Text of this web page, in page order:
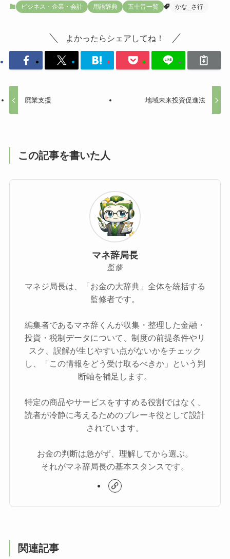
ビジネス・企業・会計 用語辞典 五十音一覧 かな_さ行
よかったらシェアしてね！
廃業支援 地域未来投資促進法
この記事を書いた人
マネ辞局長
監修
マネジ局長は、「お金の大辞典」全体を統括する
監修者です。
編集者であるマネ辞くんが収集・整理した金融・
投資・税制データについて、制度の前提条件やリ
スク、誤解が生じやすい点がないかをチェック
し、「この情報をどう受け取るべきか」という判
断軸を補足します。
特定の商品やサービスをすすめる役割ではなく、
読者が冷静に考えるためのブレーキ役として設計
されています。
お金の判断は急がず、理解してから選ぶ。
それがマネ辞局長の基本スタンスです。
関連記事